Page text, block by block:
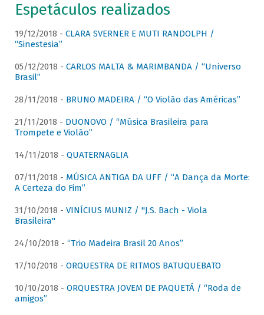
Espetáculos realizados
19/12/2018 - CLARA SVERNER E MUTI RANDOLPH /
“Sinestesia”
05/12/2018 - CARLOS MALTA & MARIMBANDA / “Universo
Brasil”
28/11/2018 - BRUNO MADEIRA / “O Violão das Américas”
21/11/2018 - DUONOVO / “Música Brasileira para
Trompete e Violão”
14/11/2018 - QUATERNAGLIA
07/11/2018 - MÚSICA ANTIGA DA UFF / “A Dança da Morte:
A Certeza do Fim”
31/10/2018 - VINÍCIUS MUNIZ / "J.S. Bach - Viola
Brasileira"
24/10/2018 - “Trio Madeira Brasil 20 Anos”
17/10/2018 - ORQUESTRA DE RITMOS BATUQUEBATO
10/10/2018 - ORQUESTRA JOVEM DE PAQUETÁ / “Roda de
amigos”